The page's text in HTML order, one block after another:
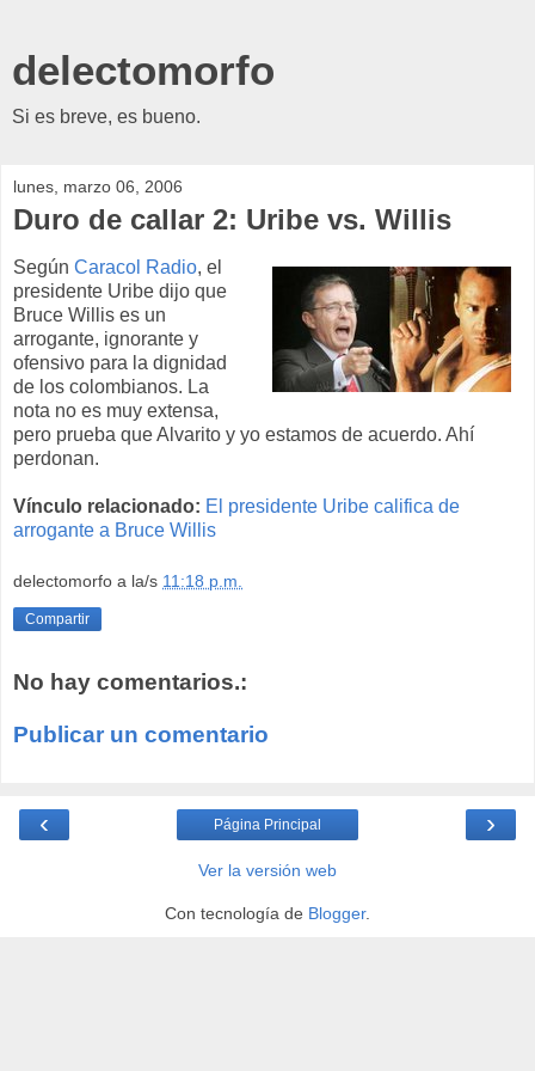
delectomorfo
Si es breve, es bueno.
lunes, marzo 06, 2006
Duro de callar 2: Uribe vs. Willis
Según Caracol Radio, el
presidente Uribe dijo que
Bruce Willis es un
arrogante, ignorante y
ofensivo para la dignidad
de los colombianos. La
nota no es muy extensa,
pero prueba que Alvarito y yo estamos de acuerdo. Ahí
perdonan.
Vínculo relacionado: El presidente Uribe califica de
arrogante a Bruce Willis
delectomorfo a la/s 11:18 p.m.
Compartir
No hay comentarios.:
Publicar un comentario
‹ ›
Página Principal
Ver la versión web
Con tecnología de Blogger.